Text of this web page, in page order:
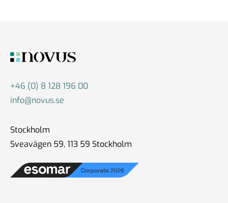
+46 (0) 8 128 196 00
info@novus.se
Stockholm
Sveavägen 59, 113 59 Stockholm